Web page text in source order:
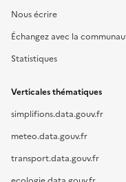
Nous écrire
Échangez avec la
Statistiques
Verticales thématiques
simplifions.data.gouv.fr
meteo.data.gouv.fr
transport.data.gouv.fr